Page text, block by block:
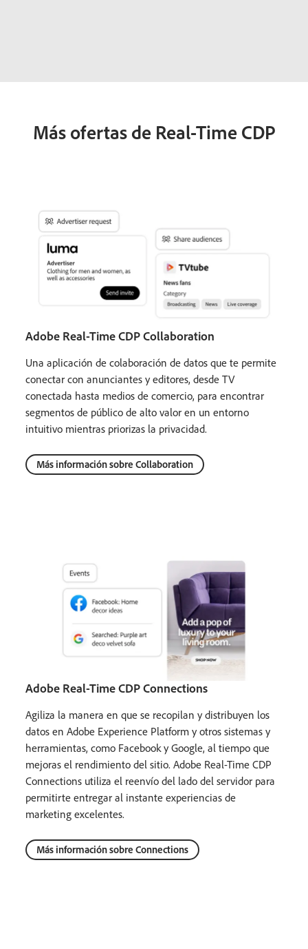
Más ofertas de Real-Time CDP
Adobe Real-Time CDP Collaboration
Una aplicación de colaboración de datos que te permite
conectar con anunciantes y editores, desde TV
conectada hasta medios de comercio, para encontrar
segmentos de público de alto valor en un entorno
intuitivo mientras priorizas la privacidad.
Más información sobre Collaboration
Adobe Real-Time CDP Connections
Agiliza la manera en que se recopilan y distribuyen los
datos en Adobe Experience Platform y otros sistemas y
herramientas, como Facebook y Google, al tiempo que
mejoras el rendimiento del sitio. Adobe Real-Time CDP
Connections utiliza el reenvío del lado del servidor para
permitirte entregar al instante experiencias de
marketing excelentes.
Más información sobre Connections